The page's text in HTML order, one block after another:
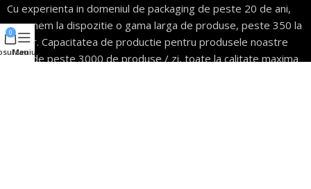
Cu experienta in domeniul de packaging de peste 20 de ani,
va punem la dispozitie o gama larga de produse, peste 350 la
numar. Capacitatea de productie pentru produsele noastre
este de peste 3000 de produse / zi, toate la calitate maxima
0
tau
Meniu